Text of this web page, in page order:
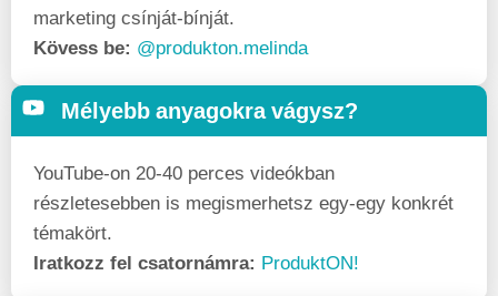
marketing csínját-bínját.
Kövess be: @produkton.melinda
Mélyebb anyagokra vágysz?
YouTube-on 20-40 perces videókban
részletesebben is megismerhetsz egy-egy konkrét
témakört.
Iratkozz fel csatornámra: ProduktON!